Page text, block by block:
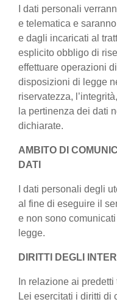
I dati personali
e telematica e
e dagli incaricati al
esplicito obbligo di
effettuare operazioni
disposizioni di legge
riservatezza,
la pertinenza dei dati
dichiarate.
AMBITO DI
DATI
I dati personali degli
al fine di eseguire il
e non sono
legge.
DIRITTI DEGLI
In relazione ai
Lei esercitati i diritti di